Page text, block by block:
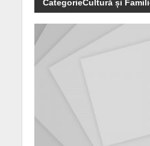
CategorieCultură și